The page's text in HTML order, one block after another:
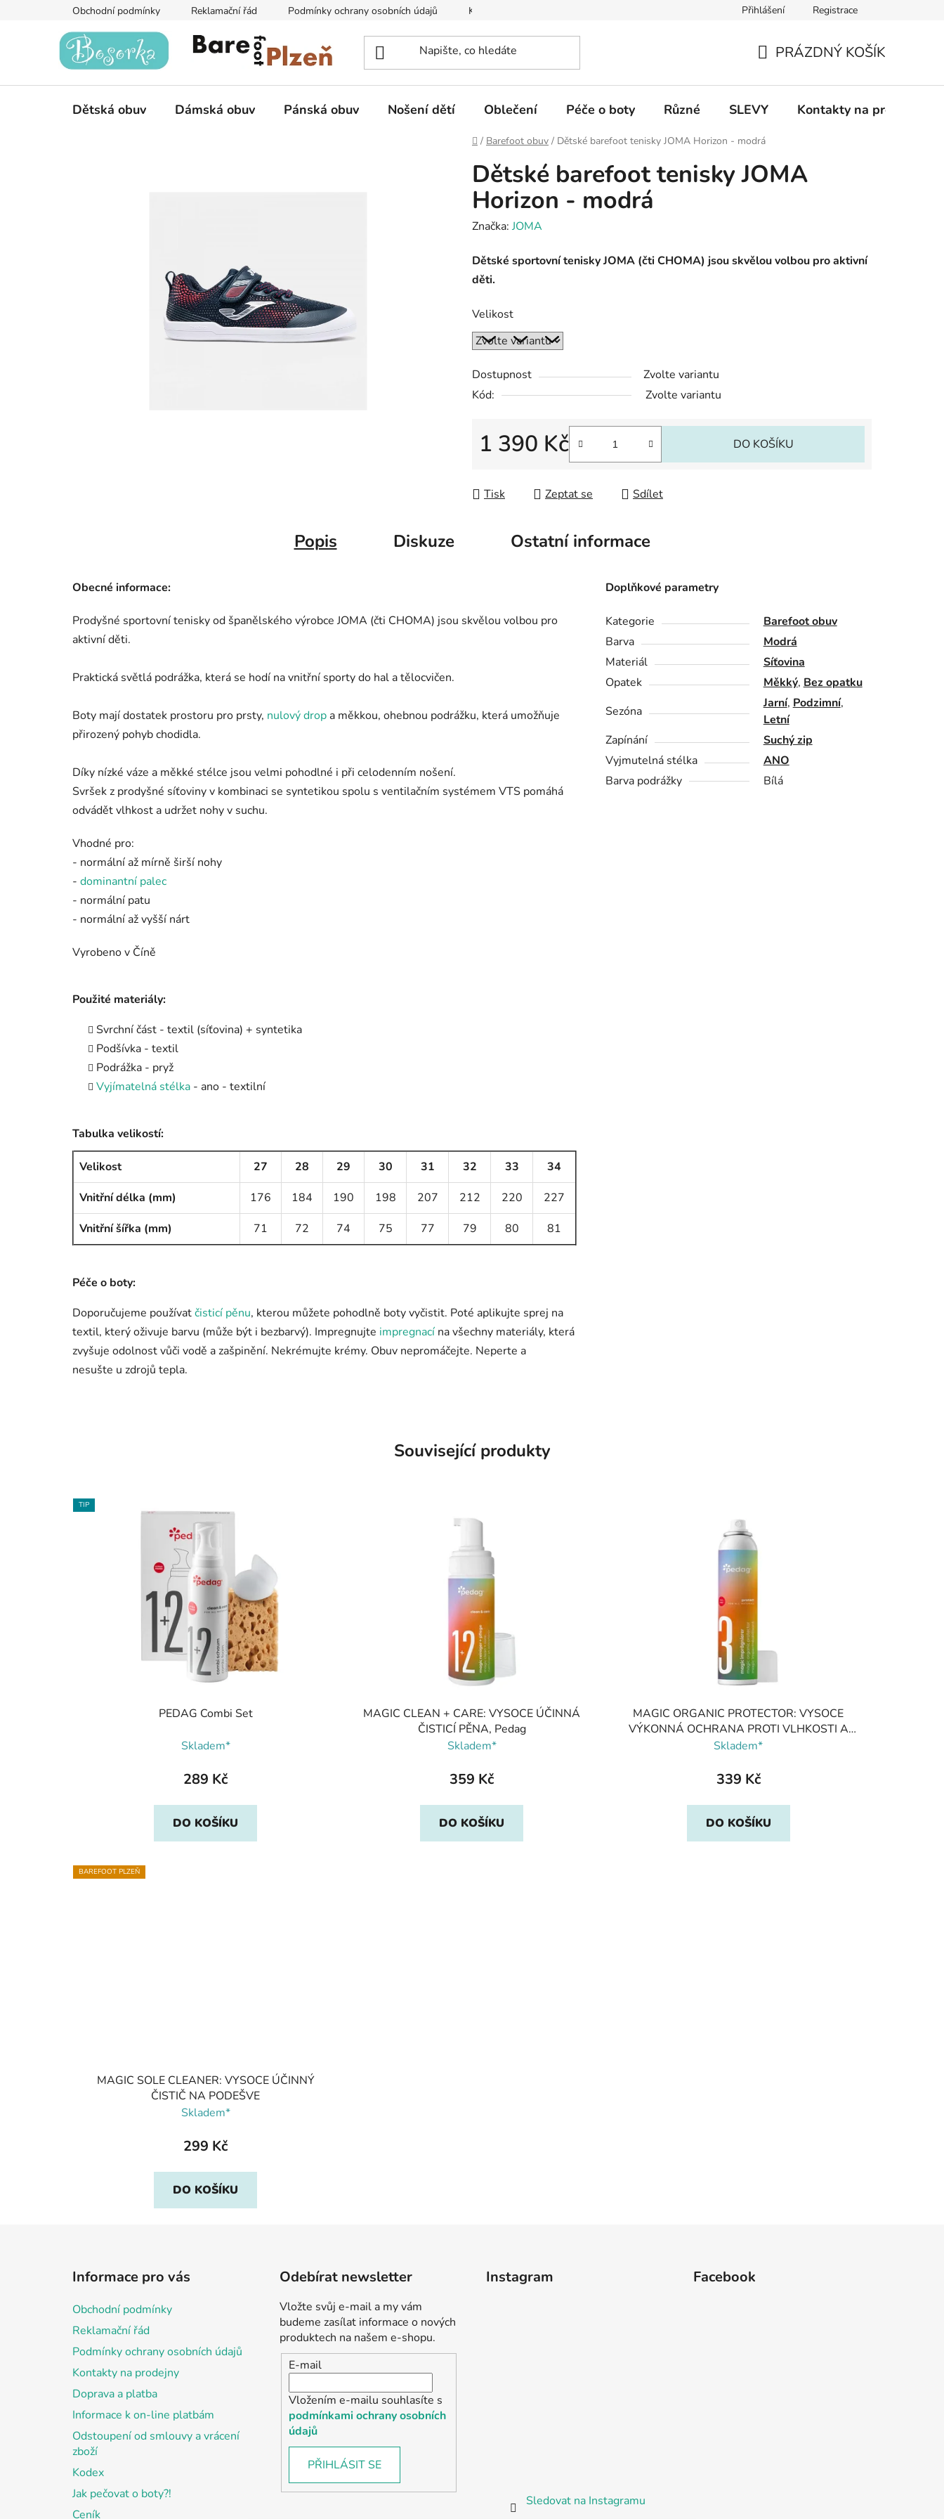
Obchodní podmínky Reklamační řád Podmínky ochrany osobních údajů Kontakty na prodejny Informace k on-line platbám Odstoupení od
Přihlášení Registrace
KOŠÍK
PRÁZDNÝ KOŠÍK
Dětská obuv Dámská obuv Pánská obuv Nošení dětí Oblečení Péče o boty Různé SLEVY Kontakty na prodejny
Domů
/ Barefoot obuv / Dětské barefoot tenisky JOMA Horizon - modrá
Dětské barefoot tenisky JOMA
Horizon - modrá
Značka: JOMA
Dětské sportovní tenisky JOMA (čti CHOMA) jsou skvělou volbou pro aktivní
děti.
Velikost
Dostupnost
Zvolte variantu
Kód:
Zvolte variantu
1 390 Kč DO KOŠÍKU
Tisk Zeptat se Sdílet
Popis Diskuze Ostatní informace
Obecné informace:
Prodyšné sportovní tenisky od španělského výrobce JOMA (čti CHOMA) jsou skvělou volbou pro
aktivní děti.
Praktická světlá podrážka, která se hodí na vnitřní sporty do hal a tělocvičen.
Boty mají dostatek prostoru pro prsty, nulový drop a měkkou, ohebnou podrážku, která umožňuje
přirozený pohyb chodidla.
Díky nízké váze a měkké stélce jsou velmi pohodlné i při celodenním nošení.
Svršek z prodyšné síťoviny v kombinaci se syntetikou spolu s ventilačním systémem VTS pomáhá
odvádět vlhkost a udržet nohy v suchu.
Vhodné pro:
- normální až mírně širší nohy
- dominantní palec
- normální patu
- normální až vyšší nárt
Vyrobeno v Číně
Použité materiály:
Svrchní část - textil (síťovina) + syntetika
Podšívka - textil
Podrážka - pryž
Vyjímatelná stélka - ano - textilní
Tabulka velikostí:
Velikost 27 28 29 30 31 32 33
34
Vnitřní délka (mm)
176 184 190 198 207 212 220
227
Vnitřní šířka (mm)
71 72 74 75 77 79 80 81
Péče o boty:
Doporučujeme používatčisticí pěnu, kterou můžete pohodlně boty vyčistit. Poté aplikujte sprej na
textil, který oživuje barvu (může být i bezbarvý). Impregnujte impregnací na všechny materiály, která
zvyšuje odolnost vůči vodě a zašpinění. Nekrémujte krémy. Obuv nepromáčejte. Neperte a
nesušte u zdrojů tepla.
Doplňkové parametry
Kategorie
Barefoot obuv
Barva
Modrá
Materiál
Síťovina
Opatek
Měkký, Bez opatku
Sezóna
Jarní, Podzimní,
Letní
Zapínání
Suchý zip
Vyjmutelná stélka
ANO
Barva podrážky
Bílá
Související produkty
TIP
PEDAG Combi Set
Skladem*
289 Kč
DO KOŠÍKU
MAGIC CLEAN + CARE: VYSOCE ÚČINNÁ
ČISTICÍ PĚNA, Pedag
Skladem*
359 Kč
DO KOŠÍKU
MAGIC ORGANIC PROTECTOR: VYSOCE
VÝKONNÁ OCHRANA PROTI VLHKOSTI A
ŠPÍNĚ, Pedag
Skladem*
339 Kč
DO KOŠÍKU
BAREFOOT PLZEŇ
MAGIC SOLE CLEANER: VYSOCE ÚČINNÝ
ČISTIČ NA PODEŠVE
Skladem*
299 Kč
DO KOŠÍKU
Informace pro vás
Obchodní podmínky
Reklamační řád
Podmínky ochrany osobních údajů
Kontakty na prodejny
Doprava a platba
Informace k on-line platbám
Odstoupení od smlouvy a vrácení
zboží
Kodex
Jak pečovat o boty?!
Ceník
Odebírat newsletter
Vložte svůj e-mail a my vám
budeme zasílat informace o nových
produktech na našem e-shopu.
E-mail
Vložením e-mailu souhlasíte s
podmínkami ochrany osobních
údajů
PŘIHLÁSIT SE
Instagram
Sledovat na Instagramu
Facebook